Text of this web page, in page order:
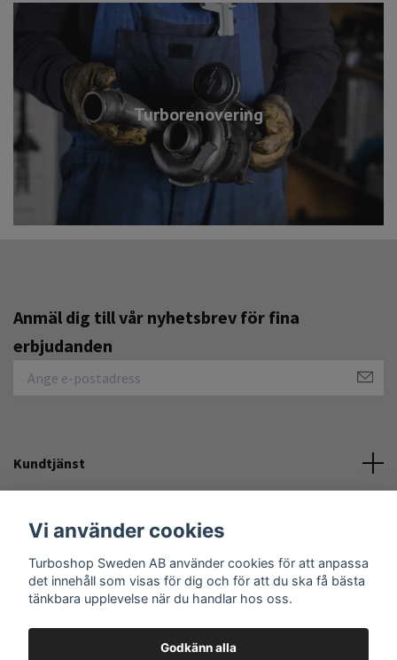
Turborenovering
Anmäl dig till vår nyhetsbrev för fina
erbjudanden
Kundtjänst
Sociala medier
Vi använder cookies
Turboshop Sweden AB använder cookies för att anpassa
det innehåll som visas för dig och för att du ska få bästa
tänkbara upplevelse när du handlar hos oss.
Godkänn alla